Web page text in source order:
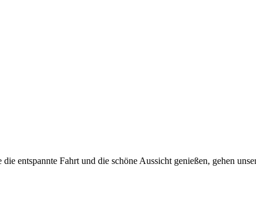
Fahrt und die schöne Aussicht genießen, gehen